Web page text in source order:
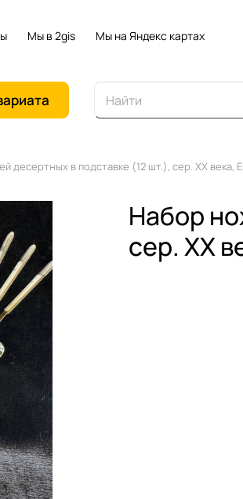
Мы в 2gis Мы на Яндекс картах
десертных в подставке (12 шт.), сер. XX века,
Набор
сер. XX